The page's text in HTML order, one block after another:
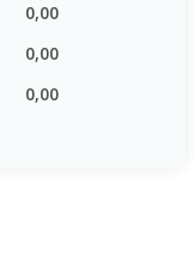
0,00
0,00
0,00